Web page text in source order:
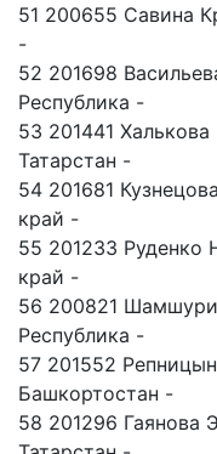
51 200655 Савина
-
52 201698
Республика -
53 201441
Татарстан -
54 201681
край -
55 201233 Руденко
край -
56 200821
Республика -
57 201552
Башкортостан -
58 201296 Гаянова